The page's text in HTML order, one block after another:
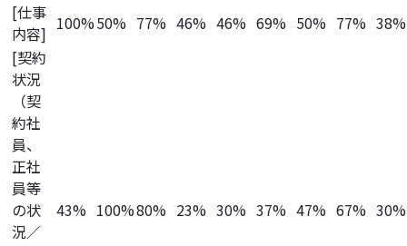
[仕事
内容] 100%50% 77% 46% 46% 69% 50% 77% 38%
[契約
状況
（契
約社
員、
正社
員等
の状
況／
43% 100%80% 23% 30% 37% 47% 67% 30%